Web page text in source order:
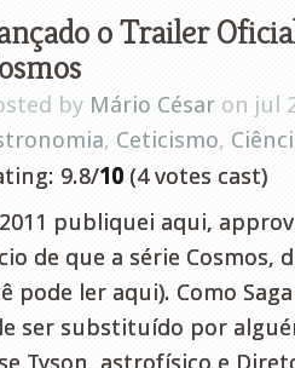
o Trailer
by Mário César on jul
, Ceticismo,
9.8/10 (4 votes cast)
publiquei aqui,
de que a série Cosmos,
pode ler aqui). Como
ser substituído por